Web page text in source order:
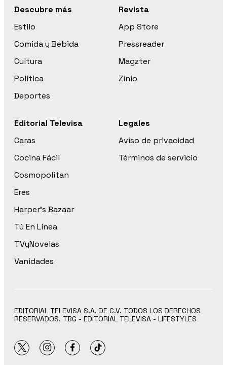
Descubre más
Estilo
Comida y Bebida
Cultura
Política
Deportes
Revista
App Store
Pressreader
Magzter
Zinio
Editorial Televisa
Caras
Cocina Fácil
Cosmopolitan
Eres
Harper’s Bazaar
Tú En Línea
TVyNovelas
Vanidades
Legales
Aviso de privacidad
Términos de servicio
EDITORIAL TELEVISA S.A. DE C.V. TODOS LOS DERECHOS
RESERVADOS. TBG - EDITORIAL TELEVISA - LIFESTYLES
twitterinstagram
facebooktiktok